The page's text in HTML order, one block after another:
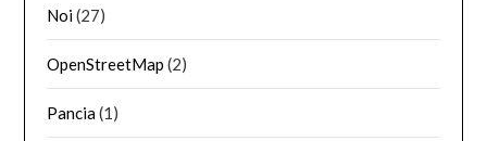
Noi(27)
OpenStreetMap (2)
Pancia(1)